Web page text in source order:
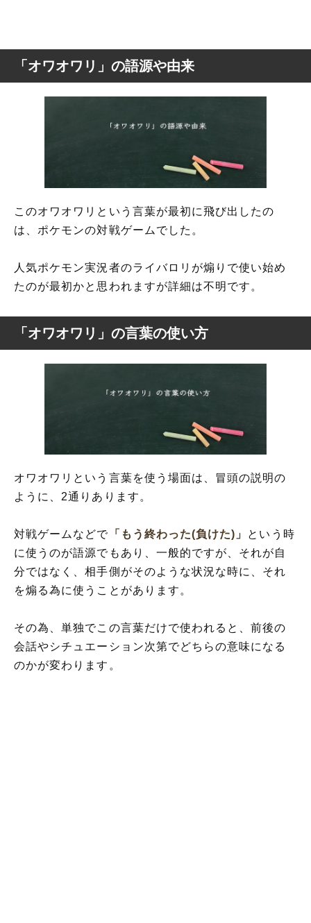
「オワオワリ」の語源や由来
このオワオワリという言葉が最初に飛び出したの
は、ポケモンの対戦ゲームでした。
人気ポケモン実況者のライバロリが煽りで使い始め
たのが最初かと思われますが詳細は不明です。
「オワオワリ」の言葉の使い方
オワオワリという言葉を使う場面は、冒頭の説明の
ように、2通りあります。
対戦ゲームなどで 「もう終わった(負けた)」 という時
に使うのが語源でもあり、一般的ですが、それが自
分ではなく、相手側がそのような状況な時に、それ
を煽る為に使うことがあります。
その為、単独でこの言葉だけで使われると、前後の
会話やシチュエーション次第でどちらの意味になる
のかが変わります。